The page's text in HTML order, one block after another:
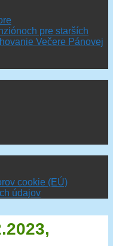
pre starších
Večere Pánovej
cookie (EÚ)
údajov